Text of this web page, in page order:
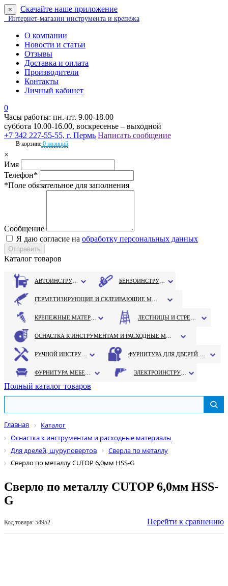
× Скачайте наше приложение
Интернет-магазин инструмента и крепежа
О компании
Новости и статьи
Отзывы
Доставка и оплата
Производители
Контакты
Личный кабинет
0
Часы работы: пн.-пт. 9.00-18.00
суббота 10.00-16.00, воскресенье – выходной
+7 342 227-55-55, г. Пермь Написать сообщение
В корзине 0 позиций
×
Имя
Телефон*
*Поле обязательное для заполнения
Сообщение
Я даю согласие на обработку персональных данных
Каталог товаров
Полный каталог товаров
Главная
Каталог
Оснастка к инструментам и расходные материалы
Для дрелей, шуруповертов
Сверла по металлу
Сверло по металлу CUTOP 6,0мм HSS-G
Сверло по металлу CUTOP 6,0мм HSS-
G
Код товара: 54952 Перейти к сравнению